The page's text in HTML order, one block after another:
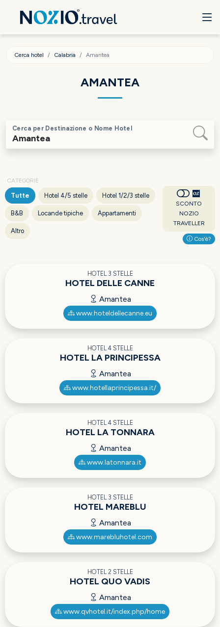
Cerca hotel Calabria Amantea
AMANTEA
Cerca per Destinazione o Nome Hotel
CATEGORIE
Tutte Hotel 4/5 stelle Hotel 1/2/3 stelle
B&B Locande tipiche Appartamenti
Altro
SCONTO
NOZIO
TRAVELLER
Cos'è?
HOTEL 3 STELLE
HOTEL DELLE CANNE
Amantea
www.hoteldellecanne.eu
HOTEL 4 STELLE
HOTEL LA PRINCIPESSA
Amantea
www.hotellaprincipessa.it/
HOTEL 4 STELLE
HOTEL LA TONNARA
Amantea
www.latonnara.it
HOTEL 3 STELLE
HOTEL MAREBLU
Amantea
www.marebluhotel.com
HOTEL 2 STELLE
HOTEL QUO VADIS
Amantea
www.qvhotel.it/index.php/home